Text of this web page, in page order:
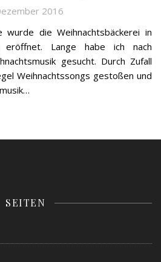
2016
wurde die Weihnachtsbäckerei in
eröffnet. Lange habe ich nach
gesucht. Durch Zufall
Weihnachtssongs gestoßen und
SEITEN